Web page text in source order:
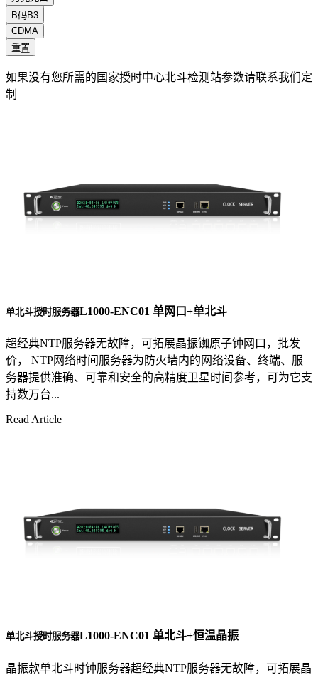
B码B3
CDMA
重置
如果没有您所需的国家授时中心北斗检测站参数请联系我们定
制
单北斗授时服务器L1000-ENC01 单网口+单北斗
超经典NTP服务器无故障，可拓展晶振铷原子钟网口，批发
价， NTP网络时间服务器为防火墙内的网络设备、终端、服
务器提供准确、可靠和安全的高精度卫星时间参考，可为它支
持数万台...
Read Article
单北斗授时服务器L1000-ENC01 单北斗+恒温晶振
晶振款单北斗时钟服务器超经典NTP服务器无故障，可拓展晶